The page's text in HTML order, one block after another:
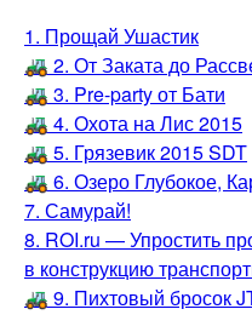
1. Прощай Ушастик
🚜 2. От Заката до
🚜 3. Pre-party от Бати
🚜 4. Охота на Лис 2015
🚜 5. Грязевик 2015 SDT
🚜 6. Озеро Глубокое,
7. Самурай!
8. ROI.ru — Упростить
в конструкцию
🚜 9. Пихтовый бросок